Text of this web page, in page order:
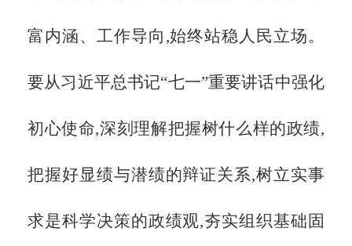
富内涵、工作导向,始终站稳人民立场。
要从习近平总书记“七一”重要讲话中强化
初心使命,深刻理解把握树什么样的政绩,
把握好显绩与潜绩的辩证关系,树立实事
求是科学决策的政绩观,夯实组织基础固